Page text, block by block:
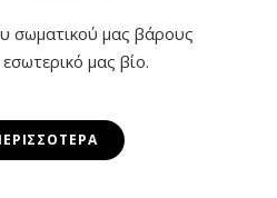
σωματικού μας βάρους
μας βίο.